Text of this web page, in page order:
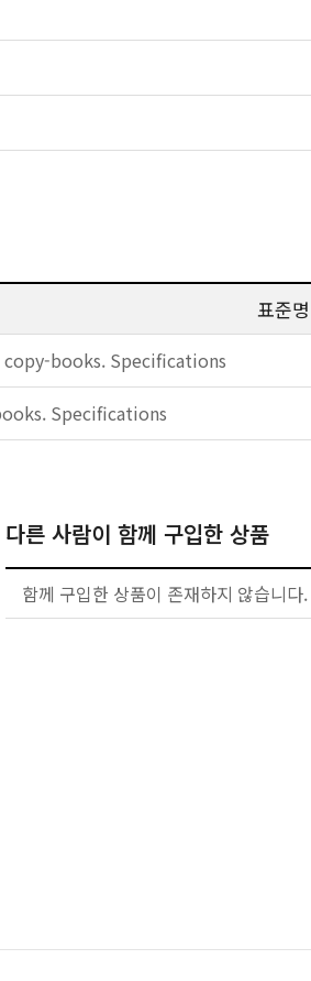
표준명
copy-books. Specifications
Specifications
다른 사람이 함께 구입한 상품
함께 구입한 상품이 존재하지 않습니다.